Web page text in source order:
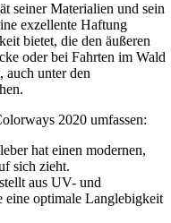
seiner Materialien und sein
exzellente Haftung
bietet, die den äußeren
oder bei Fahrten im Wald
auch unter den
2020 umfassen:
hat einen modernen,
sich zieht.
aus UV- und
eine optimale Langlebigkeit